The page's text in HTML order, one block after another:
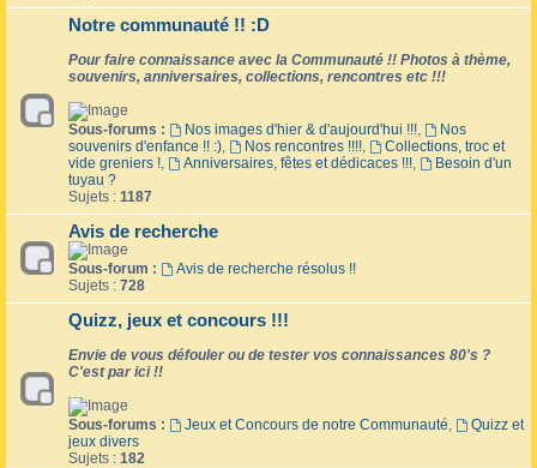
Notre communauté !! :D
Pour faire connaissance avec la Communauté !! Photos à thème,
souvenirs, anniversaires, collections, rencontres etc !!!
Sous-forums : Nos images d'hier & d'aujourd'hui !!!,
Nos
souvenirs d'enfance !! :), Nos rencontres !!!!,
Collections, troc et
vide greniers !, Anniversaires, fêtes et dédicaces !!!,
Besoin d'un
tuyau ?
Sujets : 1187
Avis de recherche
Sous-forum :
Avis de recherche résolus !!
Sujets : 728
Quizz, jeux et concours !!!
Envie de vous défouler ou de tester vos connaissances 80's ?
C'est par ici !!
Sous-forums : Jeux et Concours de notre Communauté,
Quizz et
jeux divers
Sujets : 182